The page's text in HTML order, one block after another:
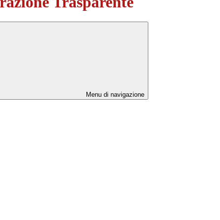
Menu di navigazione